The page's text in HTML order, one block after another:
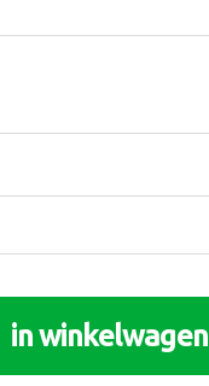
in winkelwagen